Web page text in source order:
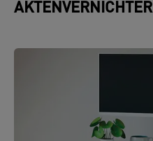
AKTENVERNICHTER